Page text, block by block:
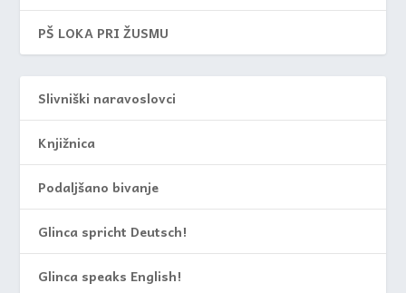
PŠ LOKA PRI ŽUSMU
Slivniški naravoslovci
Knjižnica
Podaljšano bivanje
Glinca spricht Deutsch!
Glinca speaks English!